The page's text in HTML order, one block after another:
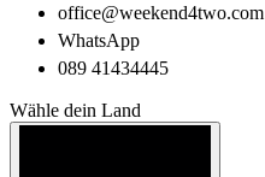
office@weekend4two.com
WhatsApp
089 41434445
Wähle dein Land